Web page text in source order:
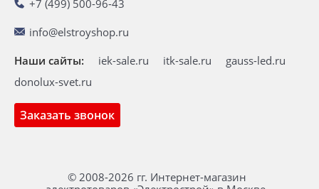
+7 (499) 500-96-43
info@elstroyshop.ru
Заказать звонок
Наши сайты: iek-sale.ru itk-sale.ru
gauss-led.ru
donolux-svet.ru
© 2008-2026 гг. Интернет-магазин